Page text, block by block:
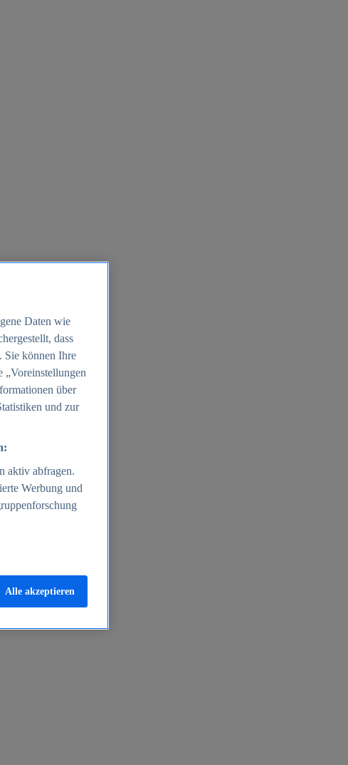
Daten wie
dass
Sie können Ihre
„Voreinstellungen
über
und zur
aktiv abfragen.
Werbung und
Alle akzeptieren